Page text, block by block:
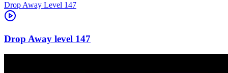
Level 147
147